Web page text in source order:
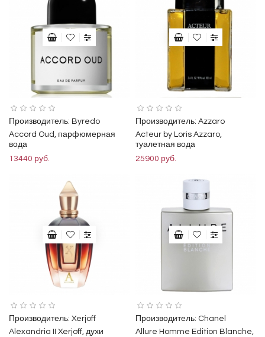
Производитель: Byredo
Accord Oud, парфюмерная
вода
13440 руб.
Производитель: Azzaro
Acteur by Loris Azzaro,
туалетная вода
25900 руб.
Производитель: Xerjoff
Alexandria II Xerjoff, духи
Производитель: Chanel
Allure Homme Edition Blanche,